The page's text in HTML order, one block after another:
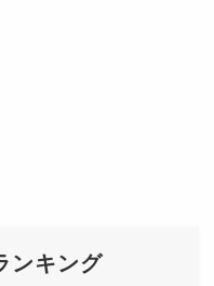
ンキング